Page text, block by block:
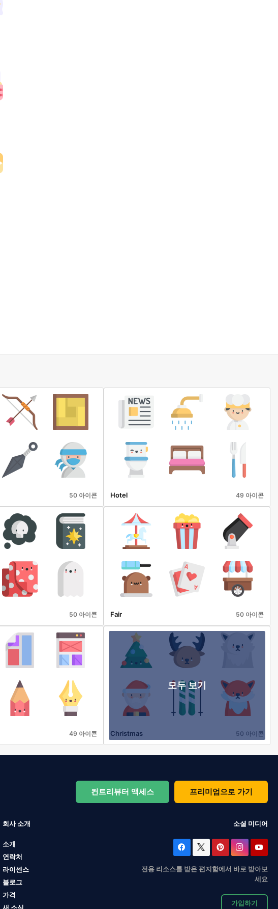
50 아이콘 Hotel 49 아이콘
50 아이콘 Fair 50 아이콘
49 아이콘
모두 보기
Christmas 50 아이콘
컨트리뷰터 액세스 프리미엄으로 가기
회사 소개
소개
연락처
라이센스
블로그
가격
소셜 미디어
전용 리소스를 받은 편지함에서 바로 받아보
세요
가입하기